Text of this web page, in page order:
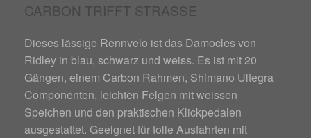
CARBON TRIFFT STRASSE
Dieses lässige Rennvelo ist das Damocles von
Ridley in blau, schwarz und weiss. Es ist mit 20
Gängen, einem Carbon Rahmen, Shimano Ultegra
Componenten, leichten Felgen mit weissen
Speichen und den praktischen Klickpedalen
ausgestattet. Geeignet für tolle Ausfahrten mit